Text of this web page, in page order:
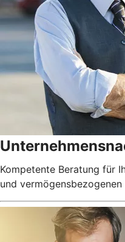
Kompetente Beratung für
und vermögensbezogenen